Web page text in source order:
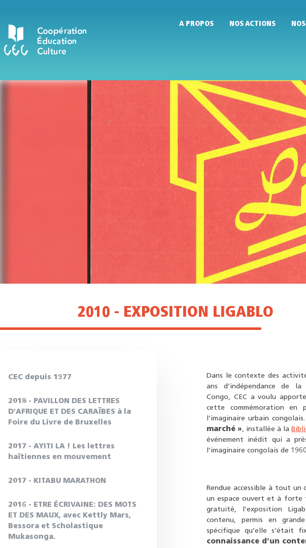
A PROPOS NOS ACTIONS
2010 - EXPOSITION LIGABLO
CEC depuis 1977
2018 - PAVILLON DES LETTRES
D'AFRIQUE ET DES CARAÏBES à la
Foire du Livre de Bruxelles
2017 - AYITI LA ! Les lettres
haïtiennes en mouvement
2017 - KITABU MARATHON
2016 - ETRE ÉCRIVAINE: DES MOTS
ET DES MAUX, avec Kettly Mars,
Bessora et Scholastique
Mukasonga.
Dans le contexte des
ans d’indépendance de la
Congo, CEC a voulu
cette commémoration en
l’imaginaire urbain congolais.
marché », installée à la
événement inédit qui a
l’imaginaire congolais de
Rendue accessible à tout un
un espace ouvert et à forte
gratuité, l’exposition
contenu, permis en
spécifique qu’elle s’était
connaissance d’un